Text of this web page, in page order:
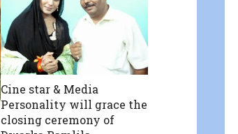
Cine star & Media
Personality will grace the
closing ceremony of